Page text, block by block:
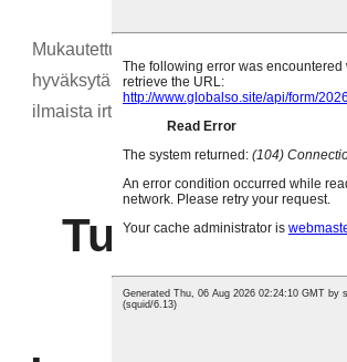
Mukautettu ja tukkumyynti: OEM/ODM/
hyväksytään. LOGOn tai väripakkausten
ilmaista irtotilauksille.